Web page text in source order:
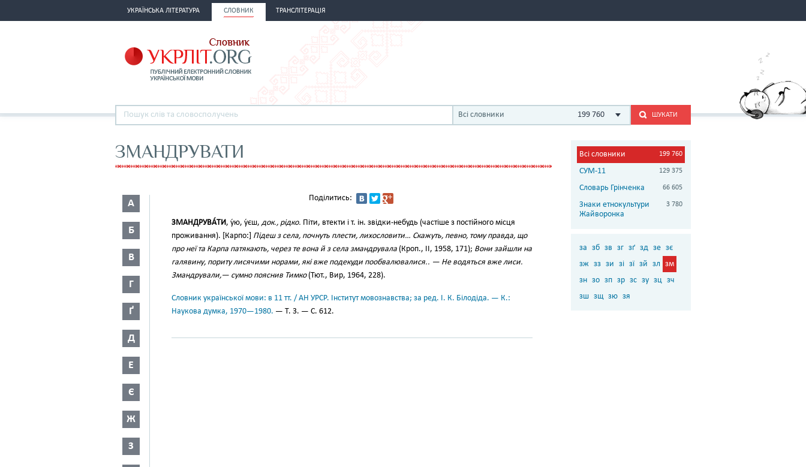
УКРАЇНСЬКА ЛІТЕРАТУРА СЛОВНИК ТРАНСЛІТЕРАЦІЯ
Всі словники 199 760 ШУКАТИ
ЗМАНДРУВАТИ
А
Б
В
Г
Ґ
Д
Е
Є
Ж
З
Поділитись:
ЗМАНДРУВА́ТИ, у́ю, у́єш, док., рідко. Піти, втекти і т. ін. звідки-небудь (частіше з постійного місця
проживання). [Карпо:] Підеш з села, почнуть плести, лихословити… Скажуть, певно, тому правда, що
про неї та Карпа патякають, через те вона й з села змандрувала (Кроп., II, 1958, 171); Вони зайшли на
галявину, пориту лисячими норами, які вже подекуди пообвалювалися.. — Не водяться вже лиси.
Змандрували,— сумно пояснив Тимко(Тют., Вир, 1964, 228).
Словник української мови: в 11 тт. / АН УРСР. Інститут мовознавства; за ред. І. К. Білодіда. — К.:
Наукова думка, 1970—1980. — Т. 3. — С. 612.
Всі словники 199 760
СУМ-11 129 375
Словарь Грінченка 66 605
Знаки етнокультури
Жайворонка
3 780
за зб зв зг зґ зд зе зє
зж зз зи зі зї зй зл зм
зн зо зп зр зс зу зц зч
зш зщ зю зя